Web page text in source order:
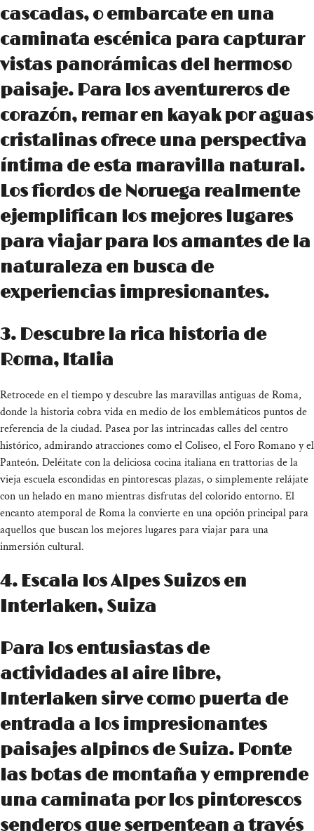
cascadas, o embarcate en una
caminata escénica para capturar
vistas panorámicas del hermoso
paisaje. Para los aventureros de
corazón, remar en kayak por aguas
cristalinas ofrece una perspectiva
íntima de esta maravilla natural.
Los fiordos de Noruega realmente
ejemplifican los mejores lugares
para viajar para los amantes de la
naturaleza en busca de
experiencias impresionantes.
3. Descubre la rica historia de
Roma, Italia
Retrocede en el tiempo y descubre las maravillas antiguas de Roma,
donde la historia cobra vida en medio de los emblemáticos puntos de
referencia de la ciudad. Pasea por las intrincadas calles del centro
histórico, admirando atracciones como el Coliseo, el Foro Romano y el
Panteón. Deléitate con la deliciosa cocina italiana en trattorias de la
vieja escuela escondidas en pintorescas plazas, o simplemente relájate
con un helado en mano mientras disfrutas del colorido entorno. El
encanto atemporal de Roma la convierte en una opción principal para
aquellos que buscan los mejores lugares para viajar para una
inmersión cultural.
4. Escala los Alpes Suizos en
Interlaken, Suiza
Para los entusiastas de
actividades al aire libre,
Interlaken sirve como puerta de
entrada a los impresionantes
paisajes alpinos de Suiza. Ponte
las botas de montaña y emprende
una caminata por los pintorescos
senderos que serpentean a través